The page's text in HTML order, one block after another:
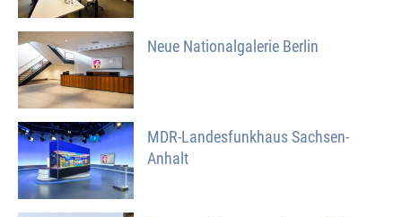
Neue Nationalgalerie Berlin
MDR-Landesfunkhaus Sachsen-
Anhalt